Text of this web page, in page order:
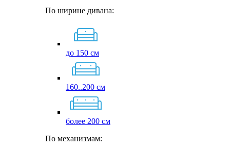
По ширине дивана:
до 150 см
160..200 см
более 200 см
По механизмам: